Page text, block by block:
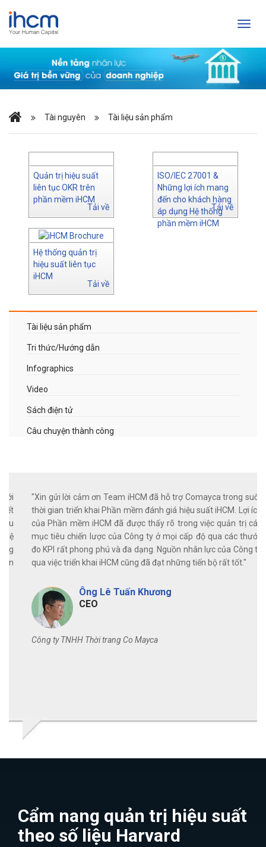
Tài nguyên Tài liệu sản phẩm
Quản trị hiệu suất
liên tục OKR trên
phần mềm iHCM
Tải về
ISO/IEC 27001 &
Những lợi ích mang
đến cho khách hàng
áp dụng Hệ thống
phần mềm iHCM
Tải về
Hệ thống quản trị
hiệu suất liên tục
iHCM
Tải về
Tài liệu sản phẩm
Tri thức/Hướng dẫn
Infographics
Video
Sách điện tử
Câu chuyện thành công
"Xin gửi lời cảm ơn Team iHCM đã
thời gian triển khai Phần mềm đánh
của Phần mềm iHCM đã được
mục tiêu chiến lược của Công ty ở
đo KPI rất phong phú và đa dạng.
qua việc triển khai iHCM cũng đã
Công ty TNHH Thời trang Co Mayca
chúng tôi được tiếp cận với
thân thiện, áp dụng thiết
việc tại Rạng Đông. Chỉ sau
iHCM vào quản lý, tỷ lệ
viên tốt hơn, hiệu suất công
đánh giá chấm điểm nhân
lý hệ thống
Cẩm nang quản trị hiệu suất
theo số liệu Harvard